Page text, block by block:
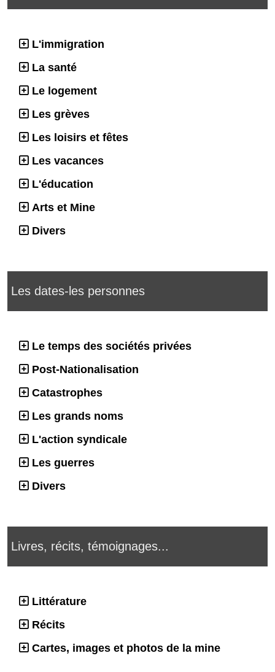
L'immigration
La santé
Le logement
Les grèves
Les loisirs et fêtes
Les vacances
L'éducation
Arts et Mine
Divers
Les dates-les personnes
Le temps des sociétés privées
Post-Nationalisation
Catastrophes
Les grands noms
L'action syndicale
Les guerres
Divers
Livres, récits, témoignages...
Littérature
Récits
Cartes, images et photos de la mine